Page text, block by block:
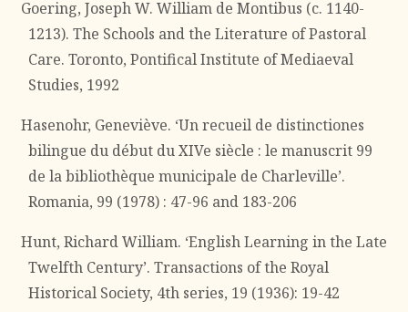
Goering, Joseph W. William de Montibus (c. 1140-
1213). The Schools and the Literature of Pastoral
Care. Toronto, Pontifical Institute of Mediaeval
Studies, 1992
Hasenohr, Geneviève. ‘Un recueil de distinctiones
bilingue du début du XIVe siècle : le manuscrit 99
de la bibliothèque municipale de Charleville’.
Romania, 99 (1978) : 47-96 and 183-206
Hunt, Richard William. ‘English Learning in the Late
Twelfth Century’. Transactions of the Royal
Historical Society, 4th series, 19 (1936): 19-42